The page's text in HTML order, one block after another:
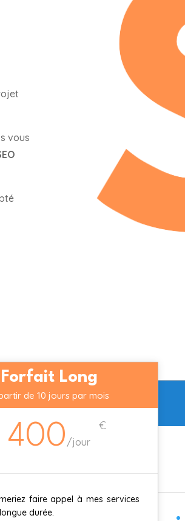
vous
Forfait Long
de 10 jours par mois
€
400/jour
faire appel à mes services
durée.